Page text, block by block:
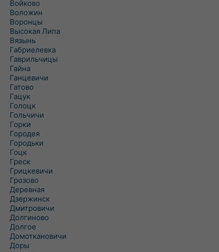
Войково
Воложин
Воронцы
Высокая Липа
Вязынь
Габриелевка
Гаврильчицы
Гайна
Ганцевичи
Гатово
Гацук
Голоцк
Гольчичи
Горки
Городея
Городьки
Гоцк
Греск
Грицкевичи
Грозово
Деревная
Дзержинск
Дмитровичи
Долгиново
Долгое
Домоткановичи
Доры